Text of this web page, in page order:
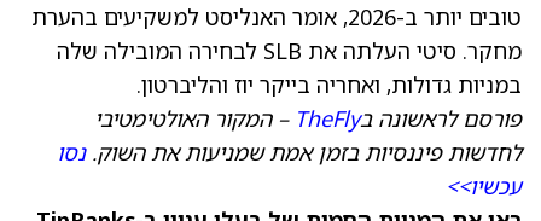
טובים יותר ב-2026, אומר האנליסט למשקיעים בהערת
מחקר. סיטי העלתה את SLB לבחירה המובילה שלה
במניות גדולות, ואחריה בייקר יוז והליברטון.
פורסם לראשונה בTheFly – המקור האולטימטיבי
לחדשות פיננסיות בזמן אמת שמניעות את השוק.נסו
עכשיו>>